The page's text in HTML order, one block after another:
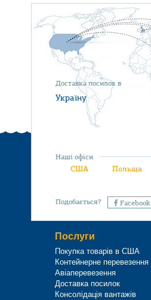
Доставка посилок в
Україну
Наші офіси
США Польща
Подобається? Facebook
Послуги
Покупка товарів в США
Контейнерне перевезення
Авіаперевезення
Доставка посилок
Консолідація вантажів